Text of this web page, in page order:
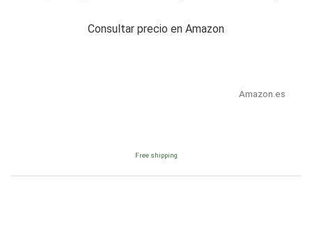
Consultar precio en Amazon
Amazon.es
Free shipping